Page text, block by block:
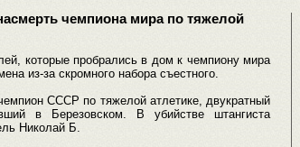
чемпиона мира по тяжелой
которые пробрались в дом к чемпиону мира
из-за скромного набора съестного.
СССР по тяжелой атлетике, двукратный
в Березовском. В убийстве штангиста
Николай Б.